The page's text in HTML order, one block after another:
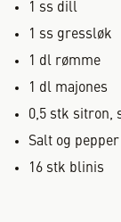
1
ss dill
1
ss gressløk
1
dl rømme
1
dl majones
0,5 stk sitron,
Salt og pepper
16 stk blinis